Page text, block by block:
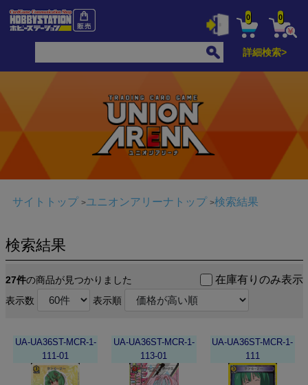
0 0
詳細検索>
サイトトップ ユニオンアリーナトップ 検索結果
検索結果
27件の商品が見つかりました 在庫有りのみ表示
表示数 表示順
UA-UA36ST-MCR-1-
111-01
UA-UA36ST-MCR-1-
113-01
UA-UA36ST-MCR-1-
111